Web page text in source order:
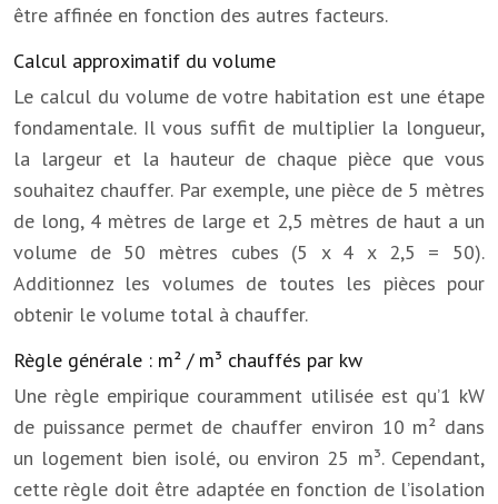
être affinée en fonction des autres facteurs.
Calcul approximatif du volume
Le calcul du volume de votre habitation est une étape
fondamentale. Il vous suffit de multiplier la longueur,
la largeur et la hauteur de chaque pièce que vous
souhaitez chauffer. Par exemple, une pièce de 5 mètres
de long, 4 mètres de large et 2,5 mètres de haut a un
volume de 50 mètres cubes (5 x 4 x 2,5 = 50).
Additionnez les volumes de toutes les pièces pour
obtenir le volume total à chauffer.
Règle générale : m² / m³ chauffés par kw
Une règle empirique couramment utilisée est qu’1 kW
de puissance permet de chauffer environ 10 m² dans
un logement bien isolé, ou environ 25 m³. Cependant,
cette règle doit être adaptée en fonction de l’isolation